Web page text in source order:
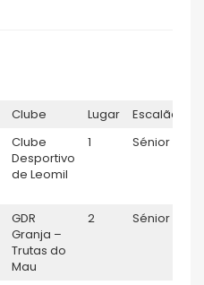
Clube Lugar Escalão
Clube
Desportivo
de Leomil
1 Sénior F
GDR
Granja –
Trutas do
Mau
2 Sénior F